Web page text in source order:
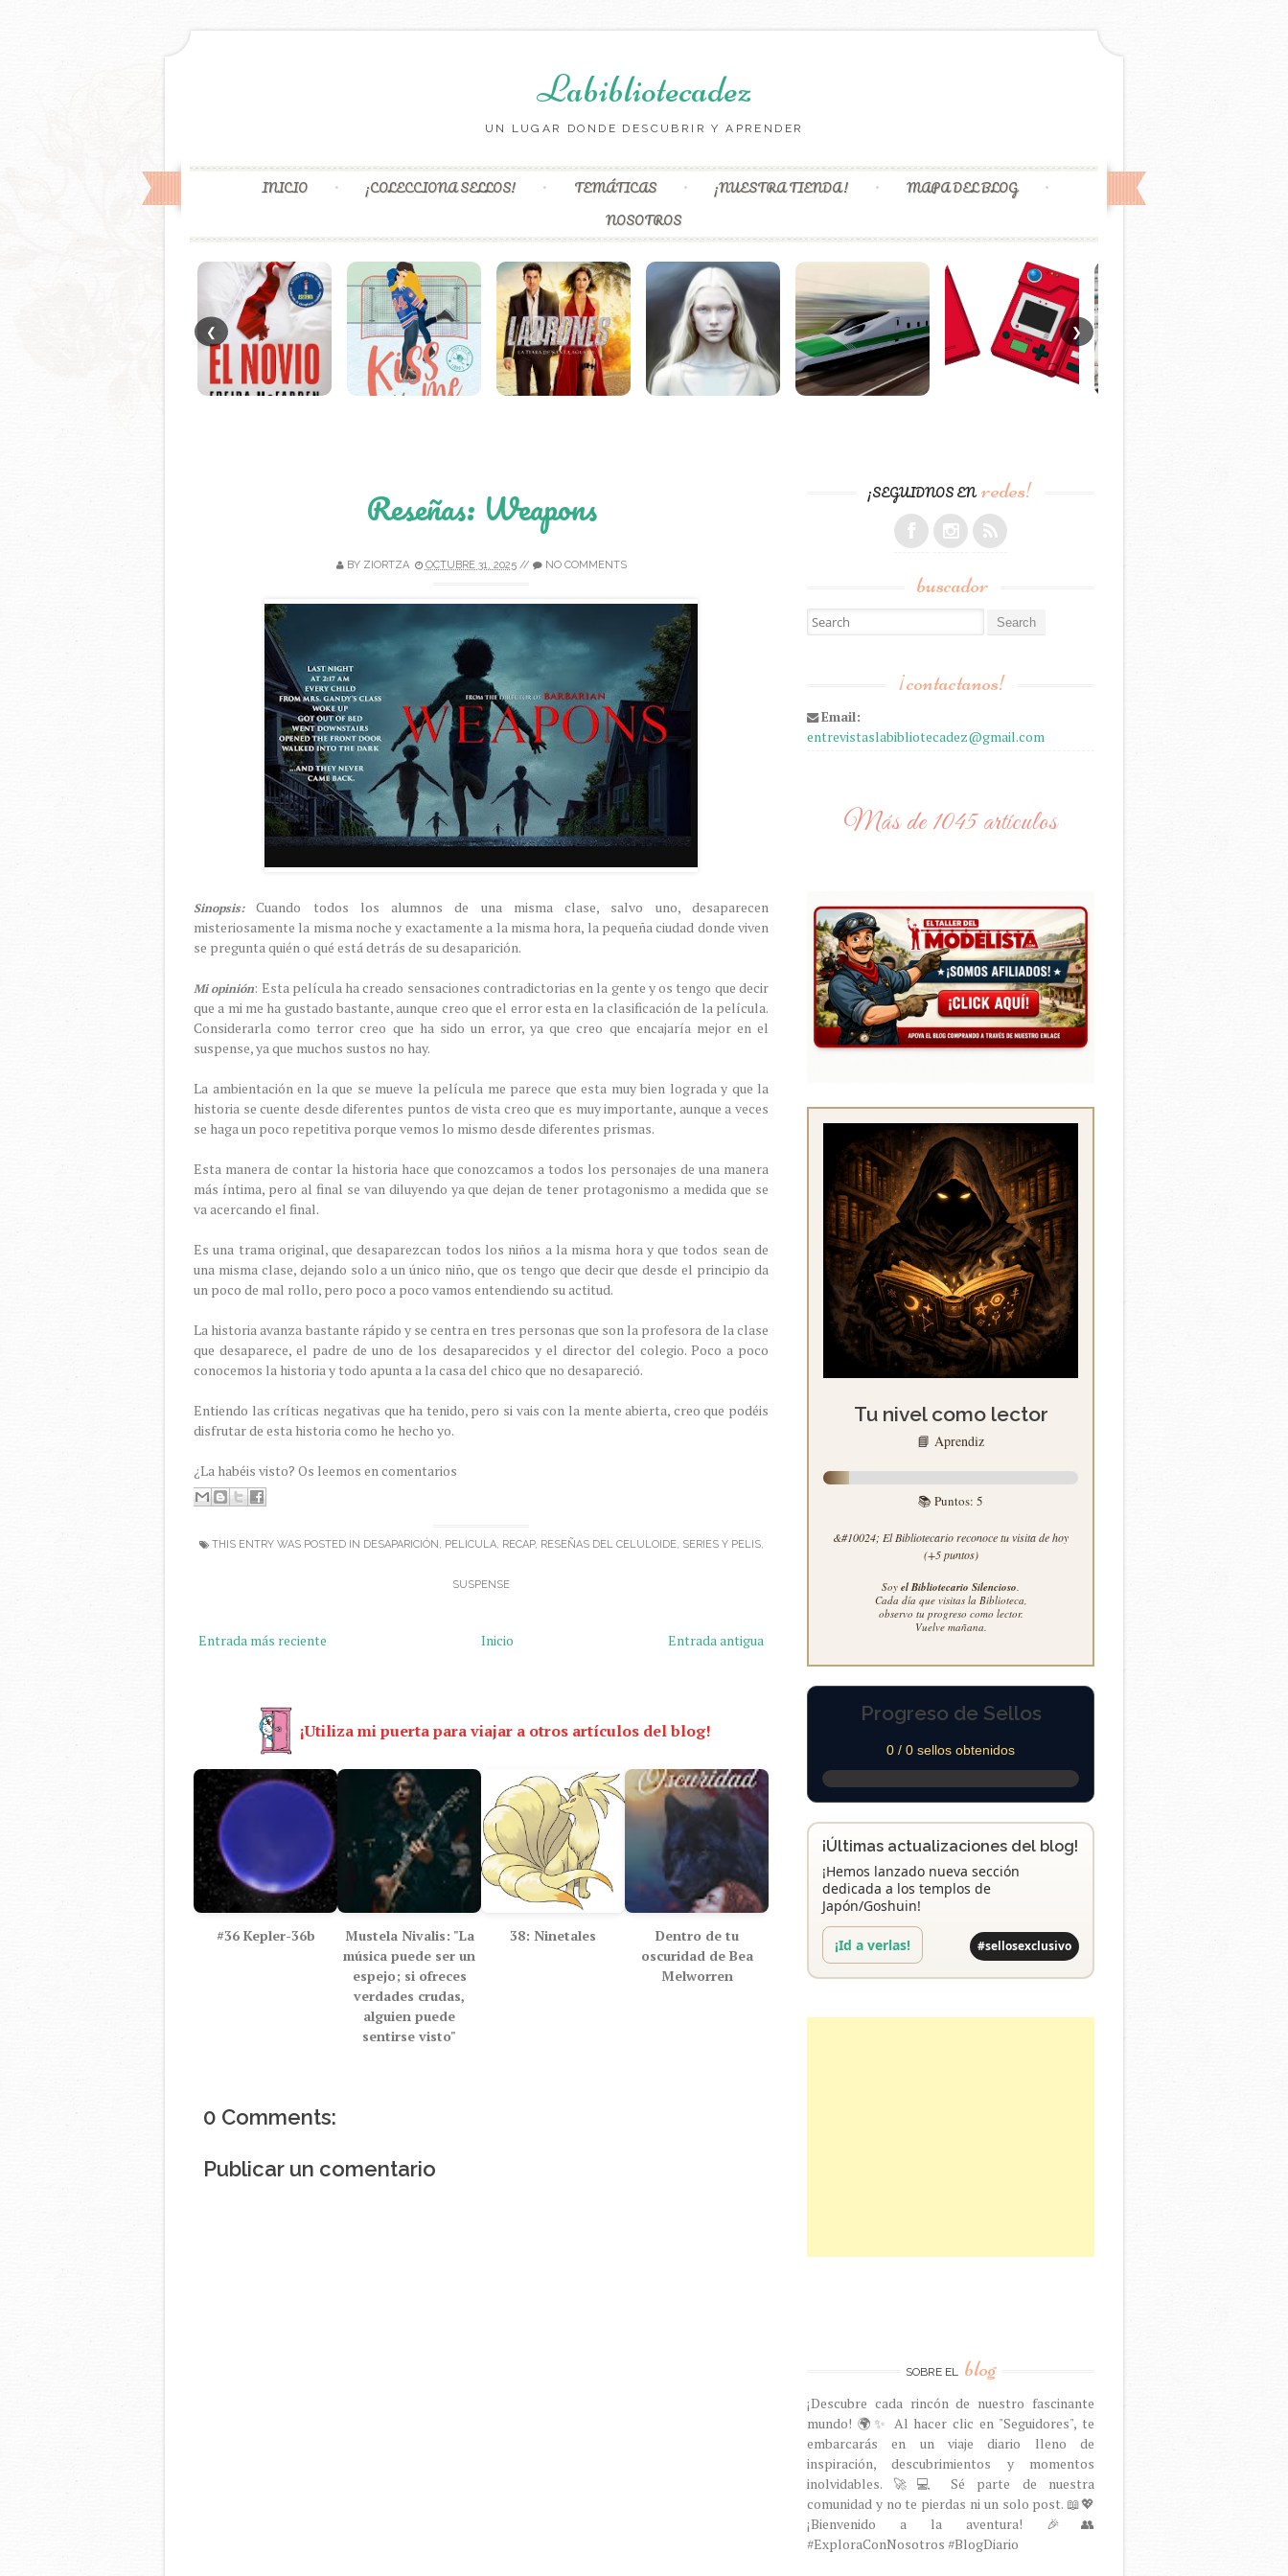
Labibliotecadez
UN LUGAR DONDE DESCUBRIR Y APRENDER
INICIO ¡COLECCIONA SELLOS! TEMÁTICAS ¡NUESTRA TIENDA!
MAPA DEL BLOG
NOSOTROS
❮ ❯
Reseñas: Weapons
BY ZIORTZA OCTUBRE 31, 2025// NO COMMENTS
Sinopsis:Cuando todos los alumnos de una misma clase, salvo uno, desaparecen
misteriosamente la misma noche y exactamente a la misma hora, la pequeña ciudad donde viven
se pregunta quién o qué está detrás de su desaparición.
Mi opinión: Esta película ha creado sensaciones contradictorias en la gente y os tengo que decir
que a mi me ha gustado bastante, aunque creo que el error esta en la clasificación de la película.
Considerarla como terror creo que ha sido un error, ya que creo que encajaría mejor en el
suspense, ya que muchos sustos no hay.
La ambientación en la que se mueve la película me parece que esta muy bien lograda y que la
historia se cuente desde diferentes puntos de vista creo que es muy importante, aunque a veces
se haga un poco repetitiva porque vemos lo mismo desde diferentes prismas.
Esta manera de contar la historia hace que conozcamos a todos los personajes de una manera
más íntima, pero al final se van diluyendo ya que dejan de tener protagonismo a medida que se
va acercando el final.
Es una trama original, que desaparezcan todos los niños a la misma hora y que todos sean de
una misma clase, dejando solo a un único niño, que os tengo que decir que desde el principio da
un poco de mal rollo, pero poco a poco vamos entendiendo su actitud.
La historia avanza bastante rápido y se centra en tres personas que son la profesora de la clase
que desaparece, el padre de uno de los desaparecidos y el director del colegio. Poco a poco
conocemos la historia y todo apunta a la casa del chico que no desapareció.
Entiendo las críticas negativas que ha tenido, pero si vais con la mente abierta, creo que podéis
disfrutar de esta historia como he hecho yo.
¿La habéis visto? Os leemos en comentarios
THIS ENTRY WAS POSTED IN DESAPARICIÓN, PELICULA, RECAP, RESEÑAS DEL CELULOIDE, SERIES Y PELIS,
SUSPENSE
Entrada más reciente Entrada antigua
Inicio
¡Utiliza mi puerta para viajar a otros artículos del blog!
#36 Kepler-36b
Mustela Nivalis: "La
música puede ser un
espejo; si ofreces
verdades crudas,
alguien puede
sentirse visto"
38: Ninetales
Dentro de tu
oscuridad de Bea
Melworren
0 Comments:
Publicar un comentario
¡SEGUIDNOS ENredes!
buscador
Search for:
¡contactanos!
Email:
entrevistaslabibliotecadez@gmail.com
Más de 1045 artículos
Tu nivel como lector
📘 Aprendiz
📚 Puntos: 5
&#10024; El Bibliotecario reconoce tu visita de hoy
(+5 puntos)
Soy el Bibliotecario Silencioso.
Cada día que visitas la Biblioteca,
observo tu progreso como lector.
Vuelve mañana.
Progreso de Sellos
0 / 0 sellos obtenidos
¡Últimas actualizaciones del blog!
¡Hemos lanzado nueva sección
dedicada a los templos de
Japón/Goshuin!
¡Id a verlas! #sellosexclusivo
SOBRE EL blog
¡Descubre cada rincón de nuestro fascinante
mundo! 🌍✨ Al hacer clic en "Seguidores", te
embarcarás en un viaje diario lleno de
inspiración, descubrimientos y momentos
inolvidables. 🚀💻 Sé parte de nuestra
comunidad y no te pierdas ni un solo post. 📖💖
¡Bienvenido a la aventura! 🎉👥
#ExploraConNosotros #BlogDiario